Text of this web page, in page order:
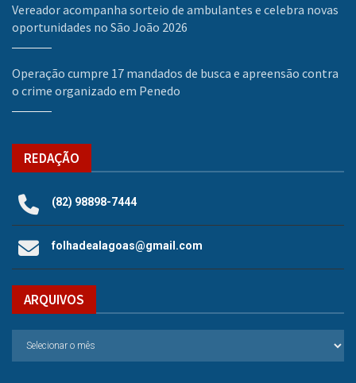
Vereador acompanha sorteio de ambulantes e celebra novas
oportunidades no São João 2026
Operação cumpre 17 mandados de busca e apreensão contra
o crime organizado em Penedo
REDAÇÃO
(82) 98898-7444
folhadealagoas@gmail.com
ARQUIVOS